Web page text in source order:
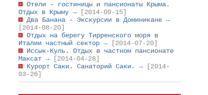
Отели - гостиницы и пансионаты Крыма.
Отдых в Крыму →
[2014-09-15]
Два Банана - Экскурсии в Доминикане →
[2014-08-20]
Отдых на берегу Тирренского моря в
Италии частный сектор →
[2014-07-20]
Иссык-Куль. Отдых в частном пансионате
Максат →
[2014-04-28]
Курорт Саки. Санаторий Саки. →
[2014-
03-26]